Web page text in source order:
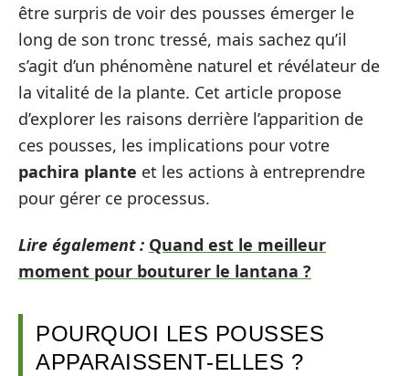
être surpris de voir des pousses émerger le
long de son tronc tressé, mais sachez qu’il
s’agit d’un phénomène naturel et révélateur de
la vitalité de la plante. Cet article propose
d’explorer les raisons derrière l’apparition de
ces pousses, les implications pour votre
pachira plante et les actions à entreprendre
pour gérer ce processus.
Lire également : Quand est le meilleur
moment pour bouturer le lantana ?
POURQUOI LES POUSSES
APPARAISSENT-ELLES ?